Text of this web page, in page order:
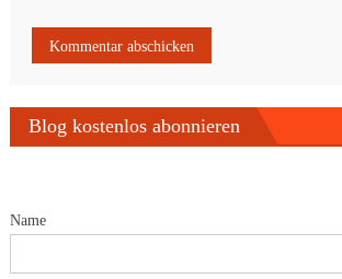
Blog kostenlos abonnieren
Name